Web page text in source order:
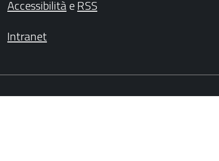
AccessibilitàeRSS
Intranet